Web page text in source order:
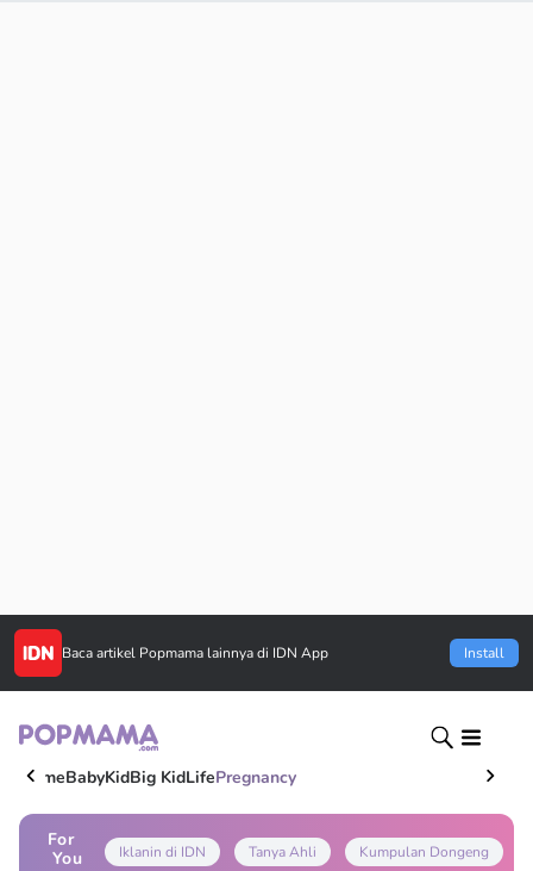
Baca artikel Popmama lainnya di IDN App Install
HomeBabyKidBig KidLifePregnancy
For
You
Iklanin di IDN Tanya Ahli Kumpulan Dongeng